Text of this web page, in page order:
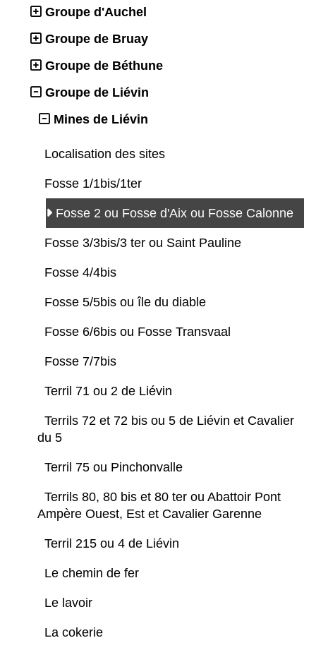
Groupe d'Auchel
Groupe de Bruay
Groupe de Béthune
Groupe de Liévin
Mines de Liévin
Localisation des sites
Fosse 1/1bis/1ter
Fosse 2 ou Fosse d'Aix ou Fosse Calonne
Fosse 3/3bis/3 ter ou Saint Pauline
Fosse 4/4bis
Fosse 5/5bis ou île du diable
Fosse 6/6bis ou Fosse Transvaal
Fosse 7/7bis
Terril 71 ou 2 de Liévin
Terrils 72 et 72 bis ou 5 de Liévin et Cavalier
du 5
Terril 75 ou Pinchonvalle
Terrils 80, 80 bis et 80 ter ou Abattoir Pont
Ampère Ouest, Est et Cavalier Garenne
Terril 215 ou 4 de Liévin
Le chemin de fer
Le lavoir
La cokerie